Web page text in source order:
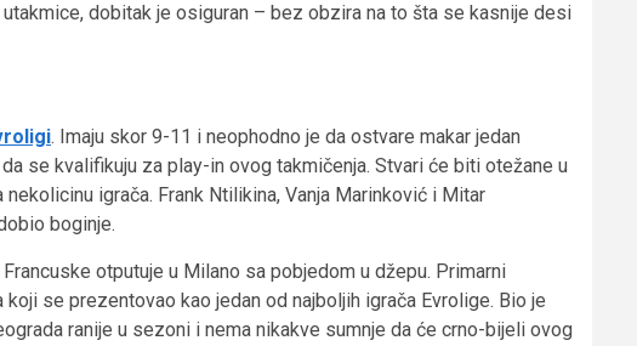
dobitak je osiguran – bez obzira na to šta se kasnije desi
. Imaju skor 9-11 i neophodno je da ostvare makar jedan
se kvalifikuju za play-in ovog takmičenja. Stvari će biti otežane u
igrača. Frank Ntilikina, Vanja Marinković i Mitar
boginje.
otputuje u Milano sa pobjedom u džepu. Primarni
se prezentovao kao jedan od najboljih igrača Evrolige. Bio je
ranije u sezoni i nema nikakve sumnje da će crno-bijeli ovog